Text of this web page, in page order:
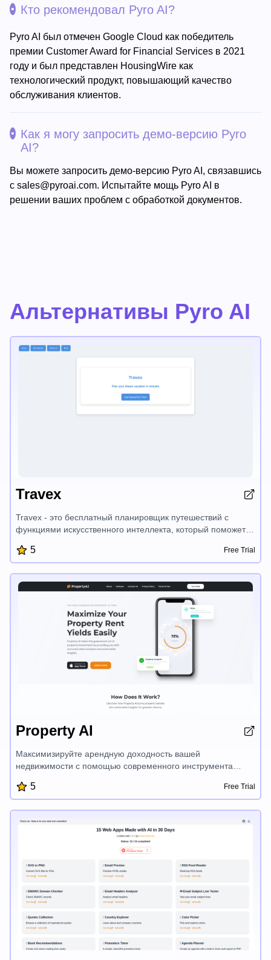
Кто рекомендовал Pyro AI?
Pyro AI был отмечен Google Cloud как победитель
премии Customer Award for Financial Services в 2021
году и был представлен HousingWire как
технологический продукт, повышающий качество
обслуживания клиентов.
Как я могу запросить демо-версию Pyro
AI?
Вы можете запросить демо-версию Pyro AI, связавшись
с sales@pyroai.com. Испытайте мощь Pyro AI в
решении ваших проблем с обработкой документов.
Альтернативы Pyro AI
Travex
Travex - это бесплатный планировщик путешествий с
функциями искусственного интеллекта, который поможет
Благодаря интуитивно понятному интерфейсу и умным
функциям вы можете быстро создавать
персонализированные маршруты, находить лучшие
направления и получать советы по путешествиям, чтобы
максимально использовать свою поездку. Travex упрощает
процесс планирования отпуска, позволяя вам
сосредоточиться на наслаждении вашим путешествием.
5 Free Trial
Property AI
Максимизируйте арендную доходность вашей
недвижимости с помощью современного инструмента
актуальные идеи для принятия обоснованных
инвестиционных решений. Получите индивидуальные
оценке рентабельности и увеличению доходности.
Раскройте потенциал AI-данных для недвижимости и
добейтесь больших успехов на рынке недвижимости.
5 Free Trial